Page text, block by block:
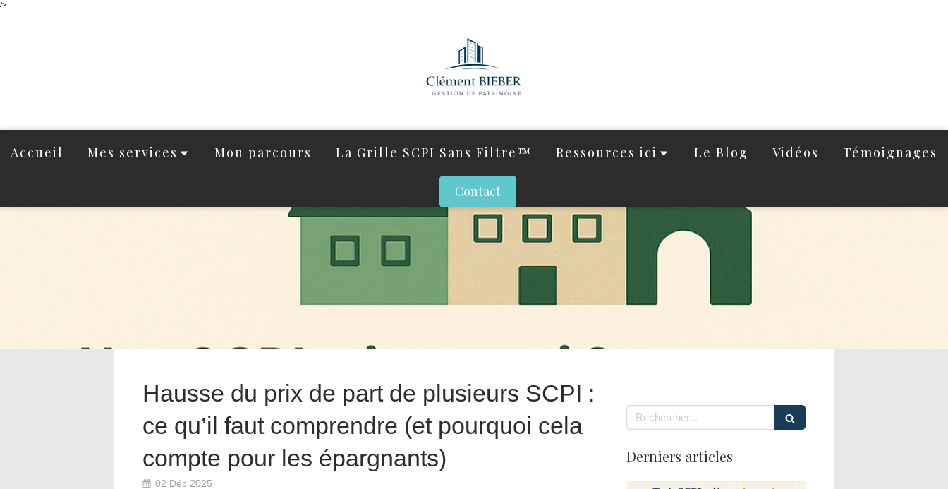
/>
Accueil Mes services Mon parcours La Grille SCPI Sans Filtre™ Ressources ici Le Blog Vidéos Témoignages
Contact
Hausse du prix de part de plusieurs SCPI :
ce qu’il faut comprendre (et pourquoi cela
compte pour les épargnants)
02 Déc 2025
Rechercher
Derniers articles